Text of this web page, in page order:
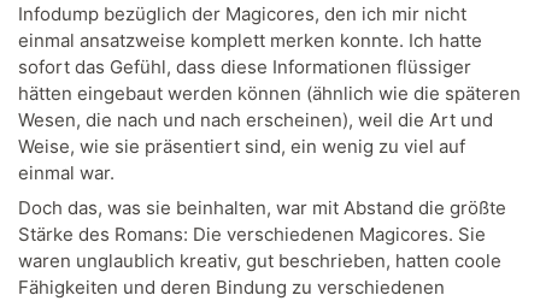
Infodump bezüglich der Magicores, den ich mir nicht
einmal ansatzweise komplett merken konnte. Ich hatte
sofort das Gefühl, dass diese Informationen flüssiger
hätten eingebaut werden können (ähnlich wie die späteren
Wesen, die nach und nach erscheinen), weil die Art und
Weise, wie sie präsentiert sind, ein wenig zu viel auf
einmal war.
Doch das, was sie beinhalten, war mit Abstand die größte
Stärke des Romans: Die verschiedenen Magicores. Sie
waren unglaublich kreativ, gut beschrieben, hatten coole
Fähigkeiten und deren Bindung zu verschiedenen